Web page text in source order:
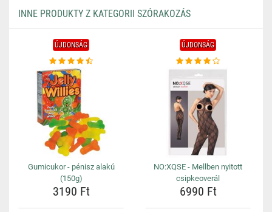
INNE PRODUKTY Z KATEGORII SZÓRAKOZÁS
ÚJDONSÁG
Gumicukor - pénisz alakú
(150g)
3190 Ft
ÚJDONSÁG
NO:XQSE - Mellben nyitott
csipkeoverál
6990 Ft